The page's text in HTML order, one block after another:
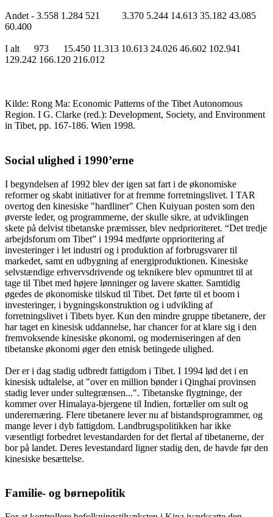
Andet - 3.558 1.284 521 3.370 5.244 14.613 35.182 43.085
60.400
I alt 973 15.450 11.313 10.613 24.026 46.602 102.941
129.242 166.120 216.012
Kilde: Rong Ma: Economic Patterns of the Tibet Autonomous
Region. I G. Clarke (red.): Development, Society, and Environment
in Tibet, pp. 167-186. Wien 1998.
Social ulighed i 1990’erne
I begyndelsen af 1992 blev der igen sat fart i de økonomiske
reformer og skabt initiativer for at fremme forretningslivet. I TAR
overtog den kinesiske "hardliner" Chen Kuiyuan posten som den
øverste leder, og programmerne, der skulle sikre, at udviklingen
skete på delvist tibetanske præmisser, blev nedprioriteret. “Det tredje
arbejdsforum om Tibet” i 1994 medførte opprioritering af
investeringer i let industri og i produktion af forbrugsvarer til
markedet, samt en udbygning af energiproduktionen. Kinesiske
selvstændige erhvervsdrivende og teknikere blev opmuntret til at
tage til Tibet med højere lønninger og lavere skatter. Samtidig
øgedes de økonomiske tilskud til Tibet. Det førte til et boom i
investeringer, i bygningskonstruktion og i udvikling af
forretningslivet i Tibets byer. Kun den mindre gruppe tibetanere, der
har taget en kinesisk uddannelse, har chancer for at klare sig i den
fremvoksende kinesiske økonomi, og moderniseringen af den
tibetanske økonomi øger den etnisk betingede ulighed.
Der er i dag stadig udbredt fattigdom i Tibet. I 1994 lød det i en
kinesisk udtalelse, at "over en million bønder i Qinghai provinsen
stadig lever under sultegrænsen...". Tibetanske flygtninge, der
kommer over Himalaya-bjergene til Indien, fortæller om sult og
underernæring. Flere tibetanere lever nu af bistandsprogrammer, og
mange lever i dyb fattigdom. Landbrugspolitikken har ikke
væsentligt forbedret levestandarden for det flertal af tibetanerne, der
bor på landet. Deres levestandard ligner stadig den, de havde før den
kinesiske besættelse.
Familie- og børnepolitik